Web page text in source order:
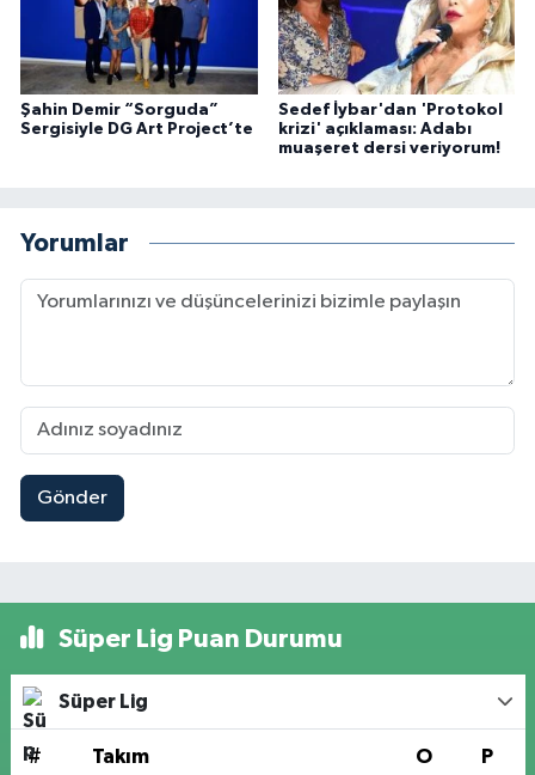
Şahin Demir “Sorguda”
Sergisiyle DG Art Project’te
Sedef İybar'dan 'Protokol
krizi' açıklaması: Adabı
muaşeret dersi veriyorum!
Yorumlar
Gönder
Süper Lig Puan Durumu
Süper Lig
# Takım O P